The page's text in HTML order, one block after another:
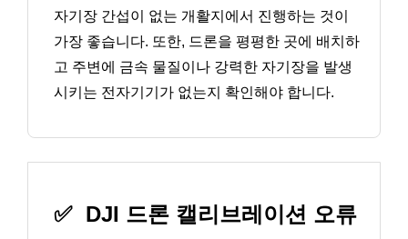
자기장 간섭이 없는 개활지에서 진행하는 것이
가장 좋습니다. 또한, 드론을 평평한 곳에 배치하
고 주변에 금속 물질이나 강력한 자기장을 발생
시키는 전자기기가 없는지 확인해야 합니다.
✅ DJI 드론 캘리브레이션 오류